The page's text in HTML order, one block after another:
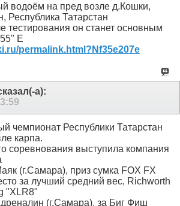
водоём на пред возле д.Кошки,
Республика Татарстан
тестирования он станет основным
E
permalink.html?Nf35e207e
а):
чемпионат Республики Татарстан
карпа.
соревнования выступила компания
(г.Самара), приз сумка FOX FX
за лучший средний вес, Richworth
"XLR8"
(г.Самара), за Биг Фиш